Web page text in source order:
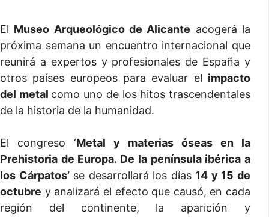
El Museo Arqueológico de Alicante acogerá la
próxima semana un encuentro internacional que
reunirá a expertos y profesionales de España y
otros países europeos para evaluar el impacto
del metal como uno de los hitos trascendentales
de la historia de la humanidad.
El congreso ‘Metal y materias óseas en la
Prehistoria de Europa. De la península ibérica a
los Cárpatos’se desarrollará los días 14 y 15 de
octubre y analizará el efecto que causó, en cada
región del continente, la aparición y